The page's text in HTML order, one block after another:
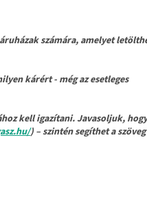
számára, amelyet
kárért - még az esetleges
kell igazítani. Javasoljuk, hogy
) – szintén segíthet a szöveg